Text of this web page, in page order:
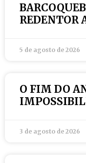
REDENTOR
5 de agosto de 2026
O FIM DO
3 de agosto de 2026